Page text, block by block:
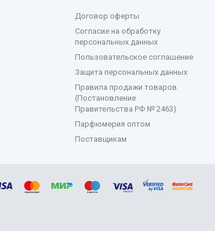
Договор оферты
Согласие на обработку
персональных данных
Пользовательское соглашение
Защита персональных данных
Правила продажи товаров
(Постановление
Правительства РФ № 2463)
Парфюмерия оптом
Поставщикам